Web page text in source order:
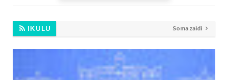
IKULU Soma zaidi